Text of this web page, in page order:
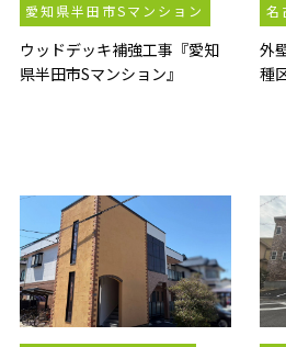
愛知県半田市Sマンション
ウッドデッキ補強工事『愛知
県半田市Sマンション』
名
外
種